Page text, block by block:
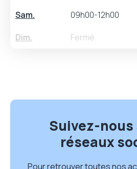
Sam.
09h00-12h00
Dim.
Fermé
Suivez-nous
réseaux
Pour retrouver toutes nos